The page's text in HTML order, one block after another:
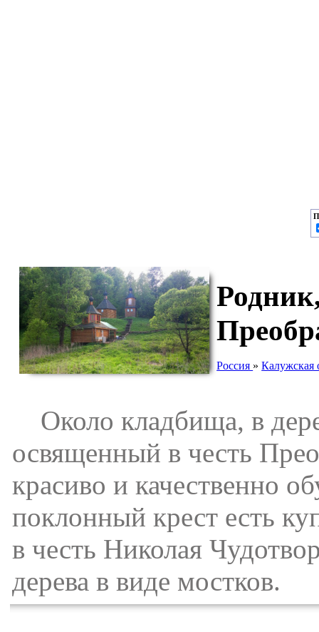
Россия »Калужская
Около кладбища, в
освященный в честь
красиво и качественно
поклонный крест есть
в честь Николая
дерева в виде мостков.